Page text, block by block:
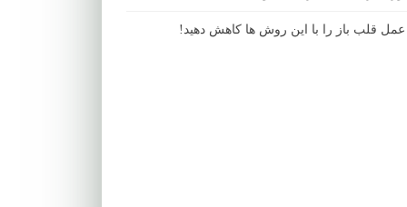
قلب باز را با این روش ها کاهش دهید!